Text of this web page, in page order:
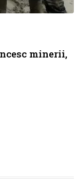
minerii,